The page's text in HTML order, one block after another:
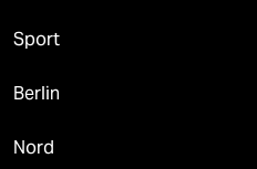
Sport
Berlin
Nord